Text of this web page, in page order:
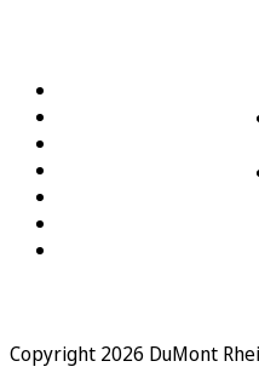
Copyright 2026 DuMont